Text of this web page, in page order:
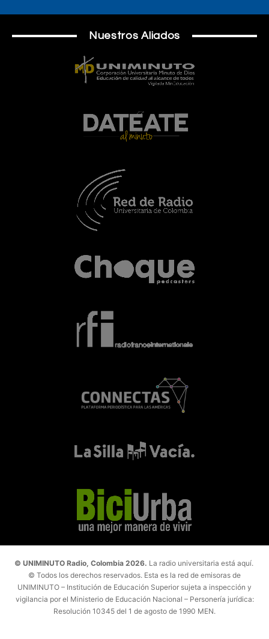
Nuestros Aliados
© UNIMINUTO Radio, Colombia 2026. La radio universitaria está aquí.
© Todos los derechos reservados. Esta es la red de emisoras de
UNIMINUTO – Institución de Educación Superior sujeta a inspección y
vigilancia por el Ministerio de Educación Nacional – Personería jurídica:
Resolución 10345 del 1 de agosto de 1990 MEN.